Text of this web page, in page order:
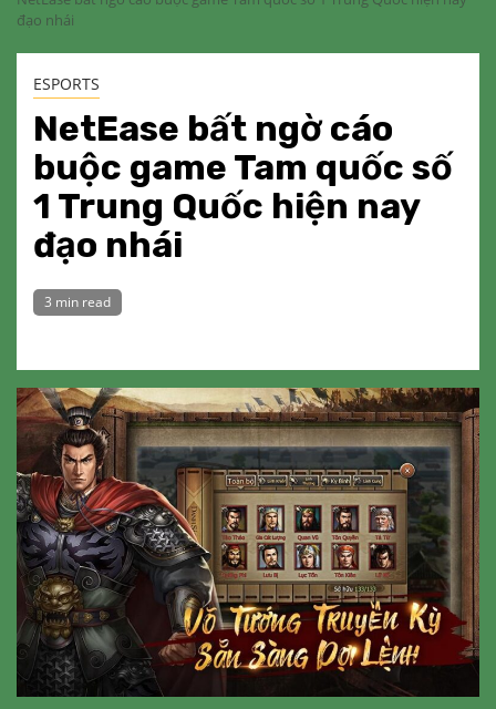
đạo nhái
ESPORTS
NetEase bất ngờ cáo
buộc game Tam quốc số
1 Trung Quốc hiện nay
đạo nhái
3 min read